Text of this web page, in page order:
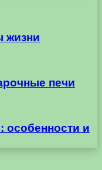
жизни
печи
особенности и